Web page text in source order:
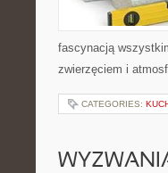
fascynacją
zwierzęciem i
CATEGORIES: